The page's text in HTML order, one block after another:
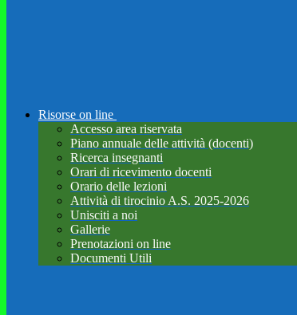
Risorse on line
Accesso area riservata
Piano annuale delle attività (docenti)
Ricerca insegnanti
Orari di ricevimento docenti
Orario delle lezioni
Attività di tirocinio A.S. 2025-2026
Unisciti a noi
Gallerie
Prenotazioni on line
Documenti Utili